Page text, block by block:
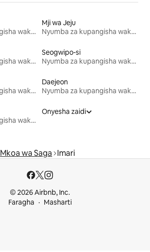
Nyumba za kupangisha wakati wa likizo
Mji wa Jeju
Nyumba za kupangisha wakati wa likizo
Nyumba za kupangisha wakati wa likizo
Seogwipo-si
Nyumba za kupangisha wakati wa likizo
Nyumba za kupangisha wakati wa likizo
Daejeon
Nyumba za kupangisha wakati wa likizo
Nyumba za kupangisha wakati wa likizo
Onyesha zaidi
Mkoa wa Saga Imari
© 2026 Airbnb, Inc.
Faragha
Masharti